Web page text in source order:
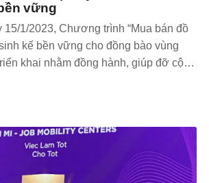
vững
15/1/2023, Chương trình “Mua bán đồ
kế bền vững cho đồng bào vùng
khai nhằm đồng hành, giúp đỡ cộng